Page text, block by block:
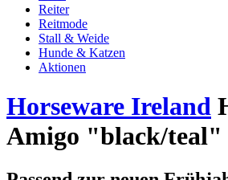
Reiter
Reitmode
Stall & Weide
Hunde & Katzen
Aktionen
Horseware Ireland
Amigo "black/teal"